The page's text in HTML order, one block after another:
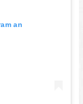
an